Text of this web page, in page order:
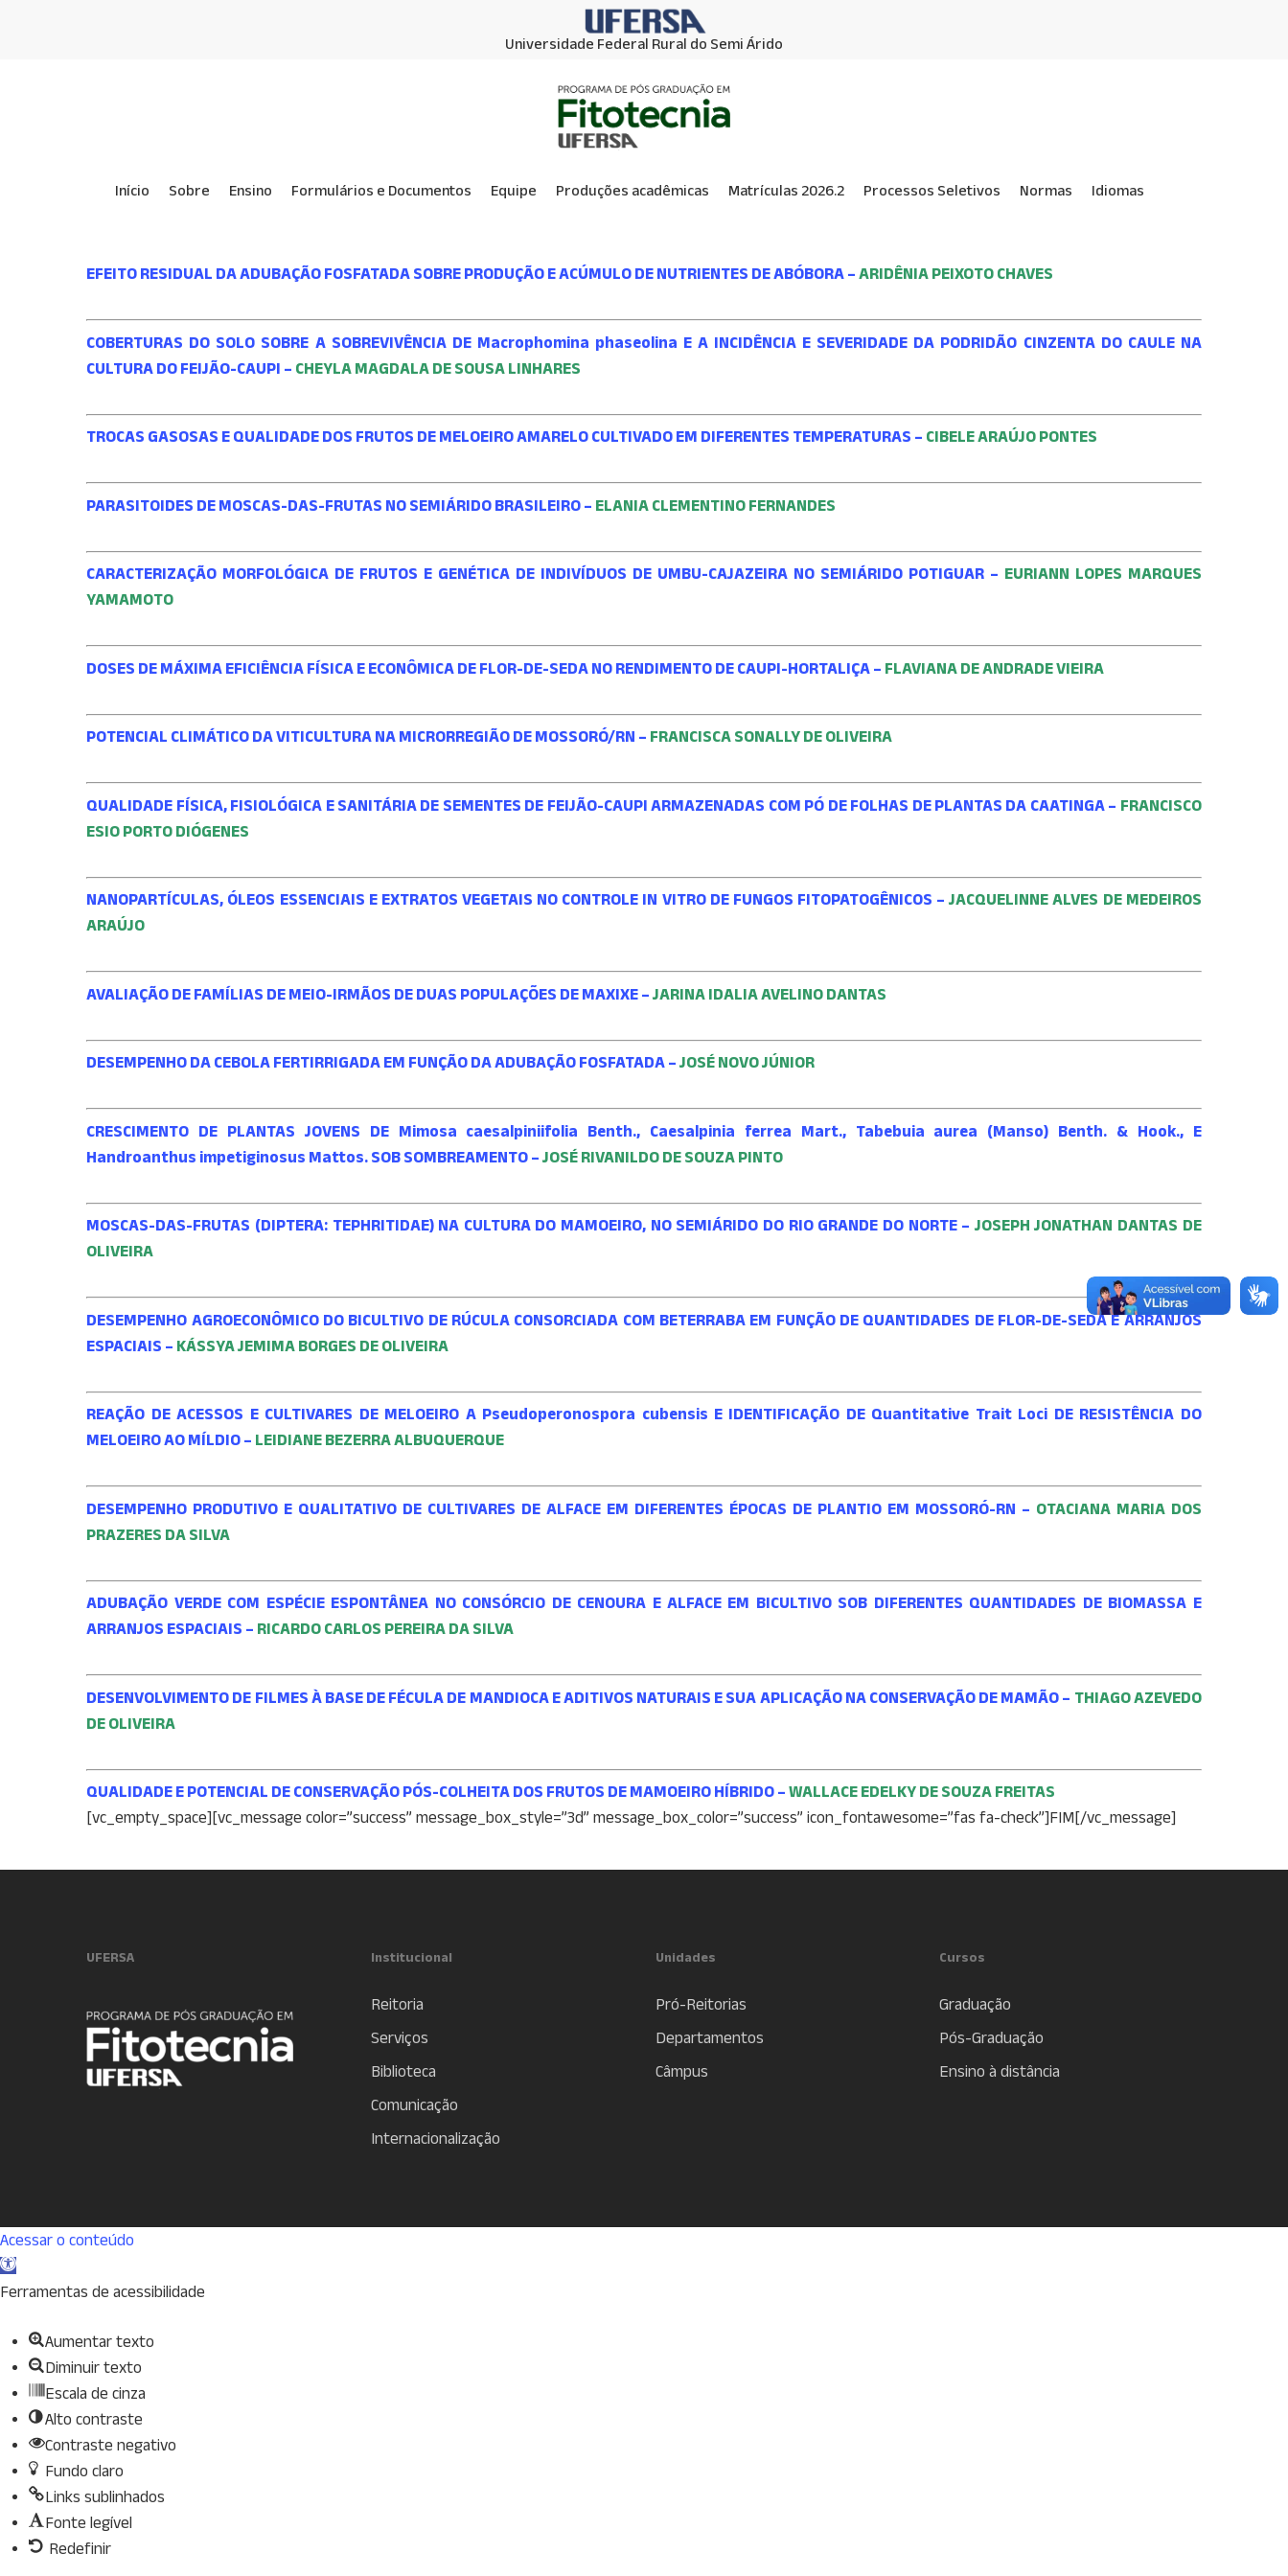
Universidade Federal Rural do Semi Árido
Início Sobre Ensino Formulários e Documentos Equipe Produções acadêmicas Matrículas 2026.2 Processos Seletivos Normas Idiomas
EFEITO RESIDUAL DA ADUBAÇÃO FOSFATADA SOBRE PRODUÇÃO E ACÚMULO DE NUTRIENTES DE ABÓBORA –ARIDÊNIA PEIXOTO CHAVES
COBERTURAS DO SOLO SOBRE A SOBREVIVÊNCIA DE Macrophomina phaseolina E A INCIDÊNCIA E SEVERIDADE DA PODRIDÃO CINZENTA DO CAULE NA
CULTURA DO FEIJÃO-CAUPI – CHEYLA MAGDALA DE SOUSA LINHARES
TROCAS GASOSAS E QUALIDADE DOS FRUTOS DE MELOEIRO AMARELO CULTIVADO EM DIFERENTES TEMPERATURAS – CIBELE ARAÚJO PONTES
PARASITOIDES DE MOSCAS-DAS-FRUTAS NO SEMIÁRIDO BRASILEIRO – ELANIA CLEMENTINO FERNANDES
CARACTERIZAÇÃO MORFOLÓGICA DE FRUTOS E GENÉTICA DE INDIVÍDUOS DE UMBU-CAJAZEIRA NO SEMIÁRIDO POTIGUAR – EURIANN LOPES MARQUES
YAMAMOTO
DOSES DE MÁXIMA EFICIÊNCIA FÍSICA E ECONÔMICA DE FLOR-DE-SEDA NO RENDIMENTO DE CAUPI-HORTALIÇA – FLAVIANA DE ANDRADE VIEIRA
POTENCIAL CLIMÁTICO DA VITICULTURA NA MICRORREGIÃO DE MOSSORÓ/RN – FRANCISCA SONALLY DE OLIVEIRA
QUALIDADE FÍSICA, FISIOLÓGICA E SANITÁRIA DE SEMENTES DE FEIJÃO-CAUPI ARMAZENADAS COM PÓ DE FOLHAS DE PLANTAS DA CAATINGA – FRANCISCO
ESIO PORTO DIÓGENES
NANOPARTÍCULAS, ÓLEOS ESSENCIAIS E EXTRATOS VEGETAIS NO CONTROLE IN VITRO DE FUNGOS FITOPATOGÊNICOS –JACQUELINNE ALVES DE MEDEIROS
ARAÚJO
AVALIAÇÃO DE FAMÍLIAS DE MEIO-IRMÃOS DE DUAS POPULAÇÕES DE MAXIXE –JARINA IDALIA AVELINO DANTAS
DESEMPENHO DA CEBOLA FERTIRRIGADA EM FUNÇÃO DA ADUBAÇÃO FOSFATADA –JOSÉ NOVO JÚNIOR
CRESCIMENTO DE PLANTAS JOVENS DE Mimosa caesalpiniifolia Benth., Caesalpinia ferrea Mart., Tabebuia aurea (Manso) Benth. & Hook., E
Handroanthus impetiginosus Mattos. SOB SOMBREAMENTO –JOSÉ RIVANILDO DE SOUZA PINTO
MOSCAS-DAS-FRUTAS (DIPTERA: TEPHRITIDAE) NA CULTURA DO MAMOEIRO, NO SEMIÁRIDO DO RIO GRANDE DO NORTE – JOSEPH JONATHAN DANTAS DE
OLIVEIRA
DESEMPENHO AGROECONÔMICO DO BICULTIVO DE RÚCULA CONSORCIADA COM BETERRABA EM FUNÇÃO DE QUANTIDADES DE FLOR-DE-SEDA E ARRANJOS
ESPACIAIS – KÁSSYA JEMIMA BORGES DE OLIVEIRA
REAÇÃO DE ACESSOS E CULTIVARES DE MELOEIRO A Pseudoperonospora cubensis E IDENTIFICAÇÃO DE Quantitative Trait Loci DE RESISTÊNCIA DO
MELOEIRO AO MÍLDIO – LEIDIANE BEZERRA ALBUQUERQUE
DESEMPENHO PRODUTIVO E QUALITATIVO DE CULTIVARES DE ALFACE EM DIFERENTES ÉPOCAS DE PLANTIO EM MOSSORÓ-RN – OTACIANA MARIA DOS
PRAZERES DA SILVA
ADUBAÇÃO VERDE COM ESPÉCIE ESPONTÂNEA NO CONSÓRCIO DE CENOURA E ALFACE EM BICULTIVO SOB DIFERENTES QUANTIDADES DE BIOMASSA E
ARRANJOS ESPACIAIS – RICARDO CARLOS PEREIRA DA SILVA
DESENVOLVIMENTO DE FILMES À BASE DE FÉCULA DE MANDIOCA E ADITIVOS NATURAIS E SUA APLICAÇÃO NA CONSERVAÇÃO DE MAMÃO – THIAGO AZEVEDO
DE OLIVEIRA
QUALIDADE E POTENCIAL DE CONSERVAÇÃO PÓS-COLHEITA DOS FRUTOS DE MAMOEIRO HÍBRIDO –WALLACE EDELKY DE SOUZA FREITAS
[vc_empty_space][vc_message color=”success” message_box_style=”3d” message_box_color=”success” icon_fontawesome=”fas fa-check”]FIM[/vc_message]
UFERSA Institucional
Reitoria
Serviços
Biblioteca
Comunicação
Internacionalização
Unidades
Pró-Reitorias
Departamentos
Câmpus
Cursos
Graduação
Pós-Graduação
Ensino à distância
Acessar o conteúdo
Abrir
a
de
ferramentas
Ferramentas de acessibilidade
Aumentar texto
Diminuir texto
Escala de cinza
Alto contraste
Contraste negativo
Fundo claro
Links sublinhados
Fonte legível
Redefinir